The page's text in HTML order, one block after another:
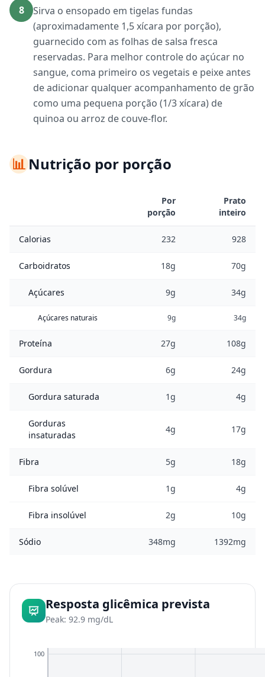
8
Sirva o ensopado em tigelas fundas
(aproximadamente 1,5 xícara por porção),
guarnecido com as folhas de salsa fresca
reservadas. Para melhor controle do açúcar no
sangue, coma primeiro os vegetais e peixe antes
de adicionar qualquer acompanhamento de grão
como uma pequena porção (1/3 xícara) de
quinoa ou arroz de couve-flor.
📊Nutrição por porção
Por
porção
Prato
inteiro
Calorias 232 928
Carboidratos 18g 70g
Açúcares 9g 34g
Açúcares naturais 9g 34g
Proteína 27g 108g
Gordura 6g 24g
Gordura saturada 1g 4g
Gorduras
insaturadas
4g 17g
Fibra 5g 18g
Fibra solúvel 1g 4g
Fibra insolúvel 2g 10g
Sódio 348mg 1392mg
Resposta glicêmica prevista
Peak: 92.9 mg/dL
100